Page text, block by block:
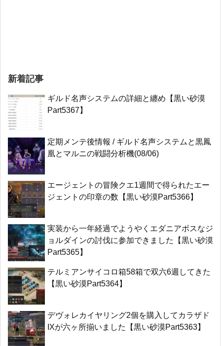
新着記事
ギルド名声システムの詳細と纏め【黒い砂漠
Part5367】
定期メンテ後情報 / ギルド名声システムと黒鳳
凰とマルニの戦闘分析機(08/06)
エージェントの冒険クエ1週間で得られたエー
ジェントの印章の数【黒い砂漠Part5366】
実装から一年経過でようやくエダニアボスなジ
ョルダインの討伐に参加できました【黒い砂漠
Part5365】
テルミアンサイコロ箱58箱で双六6週してきた
【黒い砂漠Part5364】
デヴォレカイヤリング2個を購入してカラザド
IXが六ヶ所揃いました【黒い砂漠Part5363】